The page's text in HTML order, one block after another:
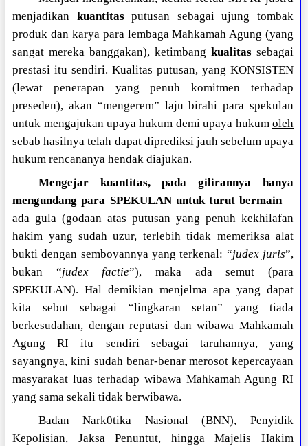
menjadikan kuantitasputusan sebagai ujung tombak
produk dan karya para lembaga Mahkamah Agung (yang
sangat mereka banggakan), ketimbangkualitas sebagai
prestasi itu sendiri. Kualitas putusan, yang KONSISTEN
(lewat penerapan yang penuh komitmen terhadap
preseden), akan “mengerem” laju birahi para spekulan
untuk mengajukan upaya hukum demi upaya hukum oleh
sebab hasilnya telah dapat diprediksi jauh sebelum upaya
hukum rencananya hendak diajukan.
Mengejar kuantitas, pada gilirannya hanya
mengundang para SPEKULAN untuk turut bermain—
ada gula (godaan atas putusan yang penuh kekhilafan
hakim yang sudah uzur, terlebih tidak memeriksa alat
bukti dengan semboyannya yang terkenal: “judex juris”,
bukan “judex factie”), maka ada semut (para
SPEKULAN). Hal demikian menjelma apa yang dapat
kita sebut sebagai “lingkaran setan” yang tiada
berkesudahan, dengan reputasi dan wibawa Mahkamah
Agung RI itu sendiri sebagai taruhannya, yang
sayangnya, kini sudah benar-benar merosot kepercayaan
masyarakat luas terhadap wibawa Mahkamah Agung RI
yang sama sekali tidak berwibawa.
Badan Nark0tika Nasional (BNN), Penyidik
Kepolisian, Jaksa Penuntut, hingga Majelis Hakim